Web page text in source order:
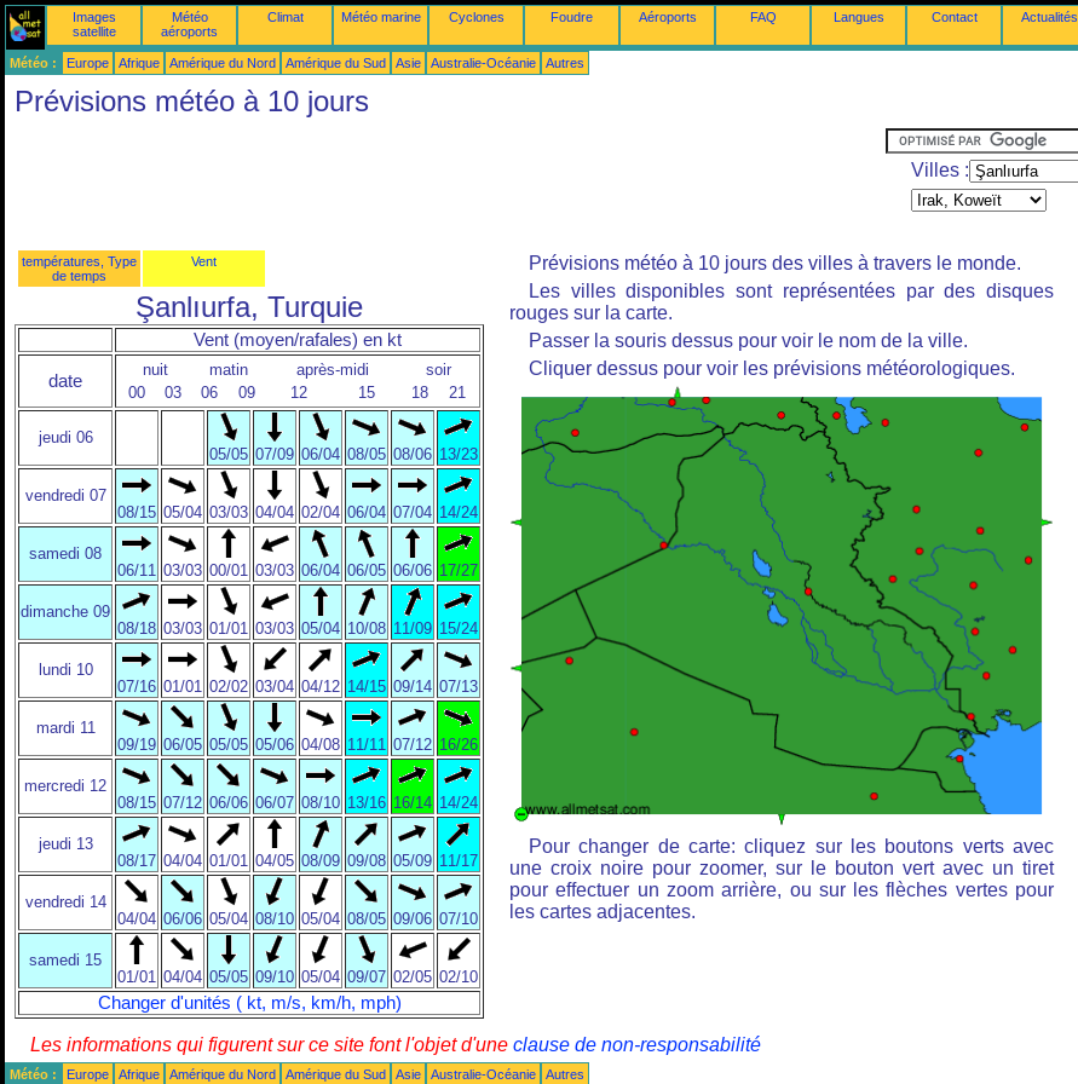
Images
satellite
Météo
aéroports
Climat Météo marine Cyclones Foudre Aéroports FAQ Langues Contact Actualités
Météo : Europe Afrique Amérique du Nord Amérique du Sud Asie Australie-Océanie Autres
Prévisions météo à 10 jours
Villes :
températures, Type
de temps
Vent
Şanlıurfa, Turquie
Vent (moyen/rafales) en kt
date
nuit matin après-midi
soir
00
03 06 09 12 15 18 21
jeudi 06
05/05 07/09 06/04 08/05 08/06 13/23
vendredi 07
08/15 05/04 03/03 04/04 02/04 06/04 07/04 14/24
samedi 08
06/11 03/03 00/01 03/03 06/04 06/05 06/06 17/27
dimanche 09
08/18 03/03 01/01 03/03 05/04 10/08 11/09 15/24
lundi 10
07/16 01/01 02/02 03/04 04/12 14/15 09/14 07/13
mardi 11
09/19 06/05 05/05 05/06 04/08 11/11 07/12 16/26
mercredi 12
08/15 07/12 06/06 06/07 08/10 13/16 16/14 14/24
jeudi 13
08/17 04/04 01/01 04/05 08/09 09/08 05/09 11/17
vendredi 14
04/04 06/06 05/04 08/10 05/04 08/05 09/06 07/10
samedi 15
01/01 04/04 05/05 09/10 05/04 09/07 02/05 02/10
Changer d'unités ( kt, m/s, km/h, mph)
Prévisions météo à 10 jours des villes à travers le monde.
Les villes disponibles sont représentées par des disques
rouges sur la carte.
Passer la souris dessus pour voir le nom de la ville.
Cliquer dessus pour voir les prévisions météorologiques.
Pour changer de carte: cliquez sur les boutons verts avec
une croix noire pour zoomer, sur le bouton vert avec un tiret
pour effectuer un zoom arrière, ou sur les flèches vertes pour
les cartes adjacentes.
Les informations qui figurent sur ce site font l'objet d'une clause de non-responsabilité
Météo : Europe Afrique Amérique du Nord Amérique du Sud Asie Australie-Océanie Autres